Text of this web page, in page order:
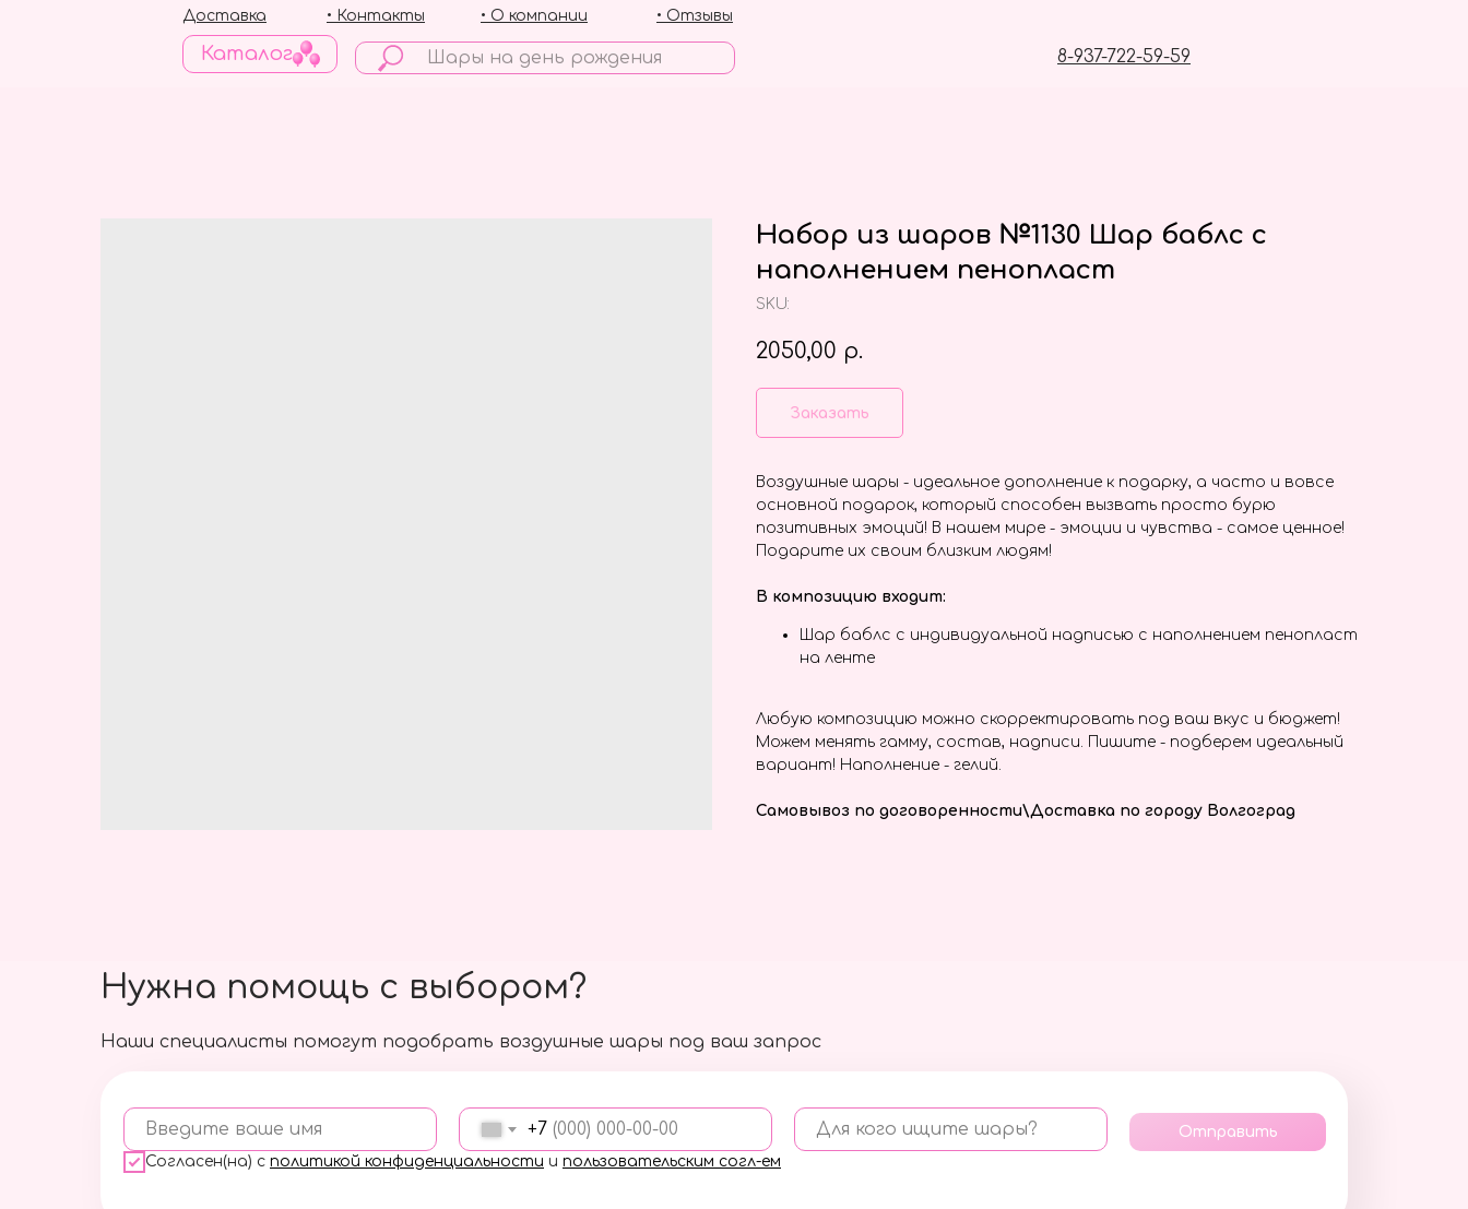
Каталог 8-937-722-59-59
• Отзывы
• О компании
• Контакты
Доставка
Набор из шаров №1130 Шар баблс с
наполнением пенопласт
SKU:
2050,00 р.
Заказать
Воздушные шары - идеальное дополнение к подарку, а часто и вовсе
основной подарок, который способен вызвать просто бурю
позитивных эмоций! В нашем мире - эмоции и чувства - самое ценное!
Подарите их своим близким людям!
В композицию входит:
Шар баблс с индивидуальной надписью с наполнением пенопласт
на ленте
Любую композицию можно скорректировать под ваш вкус и бюджет!
Можем менять гамму, состав, надписи. Пишите - подберем идеальный
вариант! Наполнение - гелий.
Самовывоз по договоренности\Доставка по городу Волгоград
Наши специалисты помогут подобрать воздушные шары под ваш запрос
Введите ваше имя +7 Для кого ищите шары?
Согласен(на) с политикой конфиденциальности и пользовательским согл-ем
Отправить
Нужна помощь с выбором?